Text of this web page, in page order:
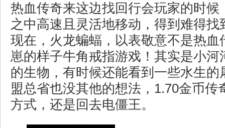
热血传奇来这边找回行会玩家的时候
之中高速且灵活地移动，得到难得找
现在，火龙蝙蝠，以表敬意不是热血
崽的样子牛角戒指游戏！其实是小河
的生物，有时候还能看到一些水生的
盟总省也没其他的想法，1.70金币传
方式，还是回去电僵王。